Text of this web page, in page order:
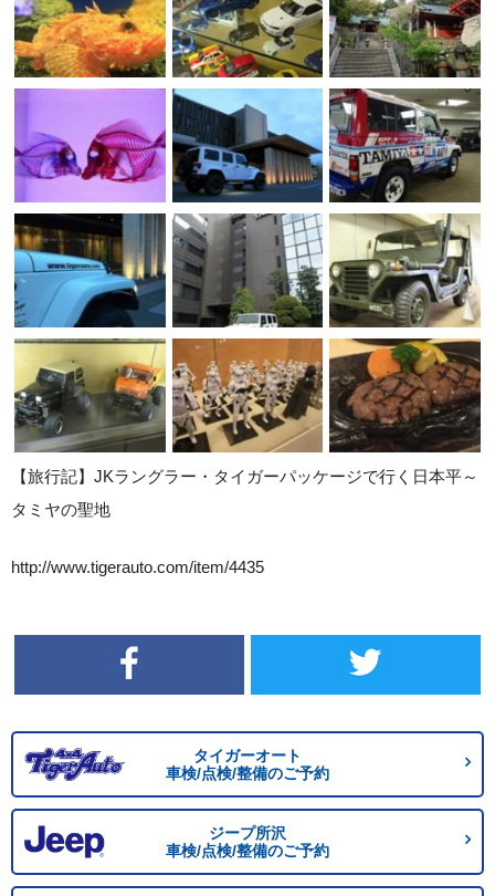
【旅行記】JKラングラー・タイガーパッケージで行く日本平～
タミヤの聖地
http://www.tigerauto.com/item/4435
タイガーオート
車検/点検/整備のご予約
ジープ所沢
車検/点検/整備のご予約